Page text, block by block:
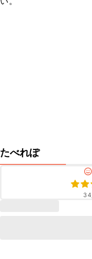
たべれぽ
34